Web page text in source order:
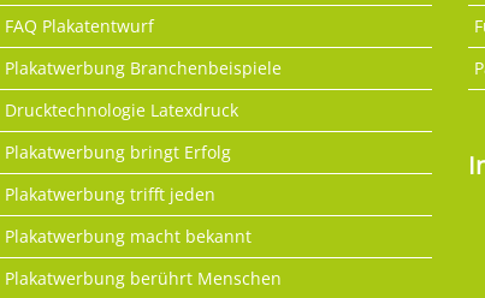
FAQ Plakatentwurf
Plakatwerbung Branchenbeispiele
Drucktechnologie Latexdruck
Plakatwerbung bringt Erfolg
Plakatwerbung trifft jeden
Plakatwerbung macht bekannt
Plakatwerbung berührt Menschen